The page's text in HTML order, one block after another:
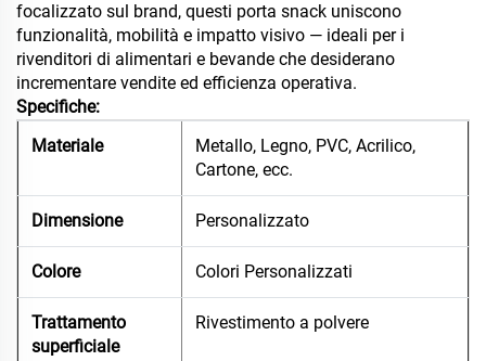
focalizzato sul brand, questi porta snack uniscono
funzionalità, mobilità e impatto visivo — ideali per i
rivenditori di alimentari e bevande che desiderano
incrementare vendite ed efficienza operativa.
Specifiche:
Materiale
Metallo, Legno, PVC, Acrilico,
Cartone, ecc.
Dimensione Personalizzato
Colore Colori Personalizzati
Trattamento
superficiale
Rivestimento a polvere